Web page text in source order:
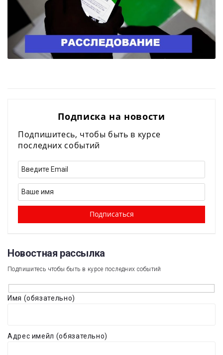
Подписка на новости
Подпишитесь, чтобы быть в курсе
последних событий
Новостная рассылка​
Подпишитесь чтобы быть в курсе последних событий
Имя (обязательно)
Адрес имейл (обязательно)